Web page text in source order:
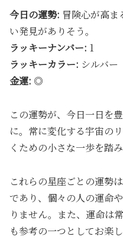
今日の運勢: 冒険心が高
い発見がありそう。
ラッキーナンバー: 1
ラッキーカラー: シルバー
金運: ◎
この運勢が、今日一日を
に。常に変化する宇宙の
くための小さな一歩を踏
これらの星座ごとの運勢
であり、個々の人の運命
りません。また、運命は
も参考の一つとしてお楽し